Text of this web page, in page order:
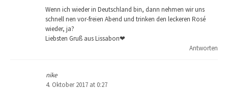
Wenn ich wieder in Deutschland bin, dann nehmen wir uns
schnell nen vor-freien Abend und trinken den leckeren Rosé
wieder, ja?
Liebsten Gruß aus Lissabon❤
Antworten
nike
4. Oktober 2017 at 0:27